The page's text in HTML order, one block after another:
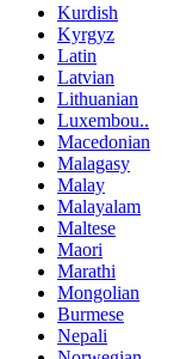
Kurdish
Kyrgyz
Latin
Latvian
Lithuanian
Luxembou..
Macedonian
Malagasy
Malay
Malayalam
Maltese
Maori
Marathi
Mongolian
Burmese
Nepali